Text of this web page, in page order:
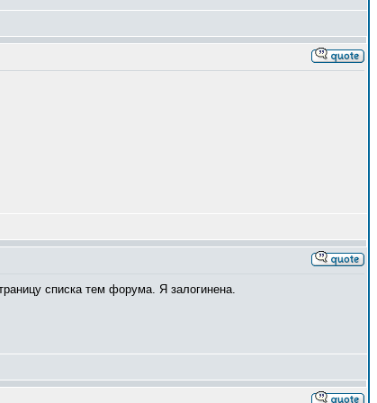
списка тем форума. Я залогинена.